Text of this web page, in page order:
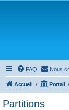
FAQ Nous
Accueil Portail
Partitions